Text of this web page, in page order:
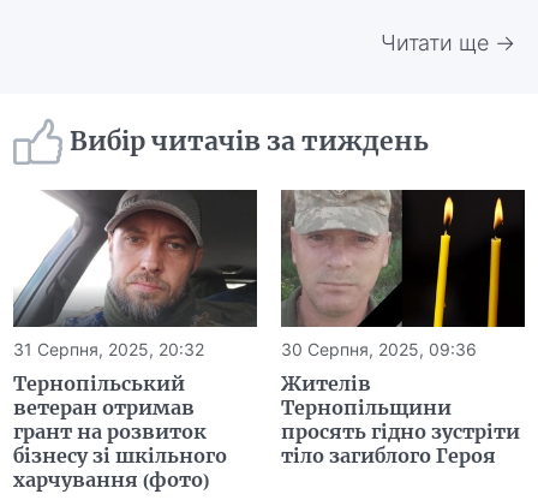
Читати ще →
Вибір читачів за тиждень
31 Серпня, 2025, 20:32
Тернопільський
ветеран отримав
грант на розвиток
бізнесу зі шкільного
харчування (фото)
30 Серпня, 2025, 09:36
Жителів
Тернопільщини
просять гідно зустріти
тіло загиблого Героя